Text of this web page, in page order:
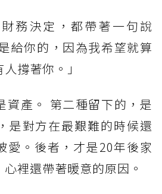
務決定，都帶著一句說
給你的，因為我希望就算
撐著你。」
資產。 第二種留下的，是
是對方在最艱難的時候還
愛。後者，才是20年後家
裡還帶著暖意的原因。